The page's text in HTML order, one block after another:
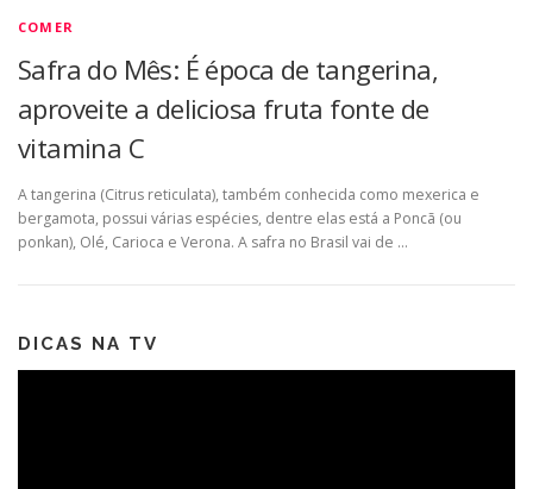
COMER
Safra do Mês: É época de tangerina,
aproveite a deliciosa fruta fonte de
vitamina C
A tangerina (Citrus reticulata), também conhecida como mexerica e
bergamota, possui várias espécies, dentre elas está a Poncã (ou
ponkan), Olé, Carioca e Verona. A safra no Brasil vai de …
DICAS NA TV